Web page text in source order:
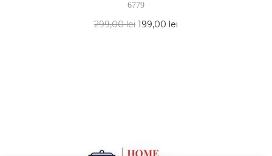
6779
299,00lei 199,00 lei